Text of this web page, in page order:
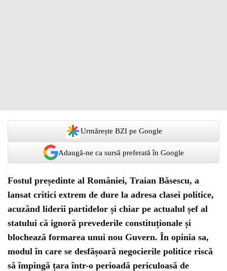
Urmărește BZI pe Google
Adaugă-ne ca sursă preferată în Google
Fostul președinte al României, Traian Băsescu, a
lansat critici extrem de dure la adresa clasei politice,
acuzând liderii partidelor și chiar pe actualul șef al
statului că ignoră prevederile constituționale și
blochează formarea unui nou Guvern. În opinia sa,
modul în care se desfășoară negocierile politice riscă
să împingă țara într-o perioadă periculoasă de